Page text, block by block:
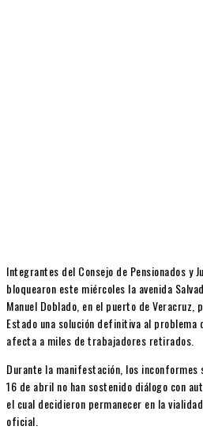
Integrantes del Consejo de Pensionados y
bloquearon este miércoles la avenida
Manuel Doblado, en el puerto de Veracruz,
Estado una solución definitiva al
afecta a miles de trabajadores retirados.
Durante la manifestación, los inconformes
16 de abril no han sostenido diálogo con
el cual decidieron permanecer en la
oficial.